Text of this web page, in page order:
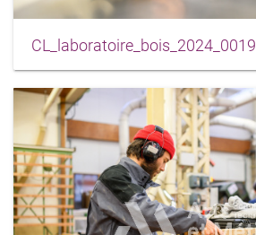
CL_laboratoire_bois_2024_0019